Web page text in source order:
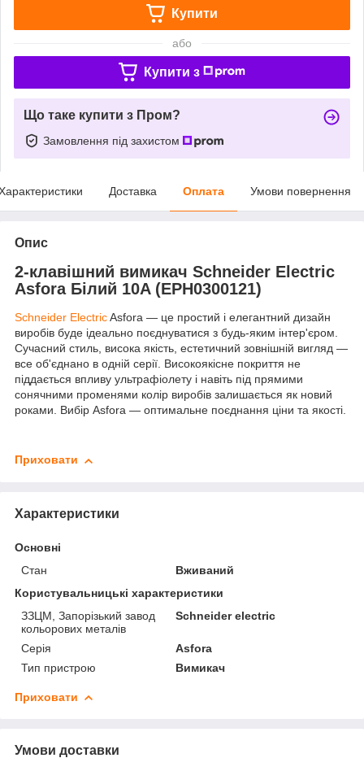
Купити
або
Купити з
Що таке купити з Пром?
Замовлення під захистом
Доставка Оплата Умови повернення
Опис
2-клавішний вимикач Schneider Electric
Asfora Білий 10A (EPH0300121)
Schneider ElectricAsfora — це простий і елегантний дизайн
виробів буде ідеально поєднуватися з будь-яким інтер'єром.
Сучасний стиль, висока якість, естетичний зовнішній вигляд —
все об'єднано в одній серії. Високоякісне покриття не
піддається впливу ультрафіолету і навіть під прямими
сонячними променями колір виробів залишається як новий
роками. Вибір Asfora — оптимальне поєднання ціни та якості.
Приховати
Характеристики
Основні
Стан
Вживаний
Користувальницькі характеристики
ЗЗЦМ, Запорізький завод
кольорових металів
Schneider electric
Серія
Asfora
Тип пристрою
Вимикач
Приховати
Умови доставки